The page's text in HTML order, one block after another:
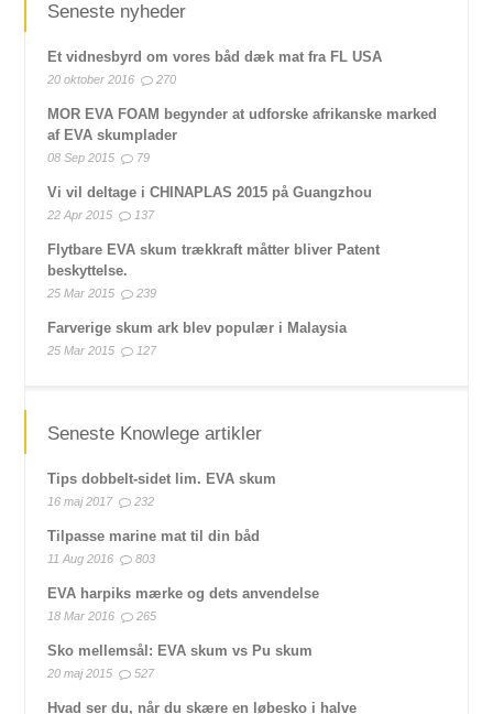
Seneste nyheder
Et vidnesbyrd om vores båd dæk mat fra FL USA
20 oktober 2016 270
MOR EVA FOAM begynder at udforske afrikanske marked
af EVA skumplader
08 Sep 2015 79
Vi vil deltage i CHINAPLAS 2015 på Guangzhou
22 Apr 2015 137
Flytbare EVA skum trækkraft måtter bliver Patent
beskyttelse.
25 Mar 2015 239
Farverige skum ark blev populær i Malaysia
25 Mar 2015 127
Seneste Knowlege artikler
Tips dobbelt-sidet lim. EVA skum
16 maj 2017 232
Tilpasse marine mat til din båd
11 Aug 2016 803
EVA harpiks mærke og dets anvendelse
18 Mar 2016 265
Sko mellemsål: EVA skum vs Pu skum
20 maj 2015 527
Hvad ser du, når du skære en løbesko i halve